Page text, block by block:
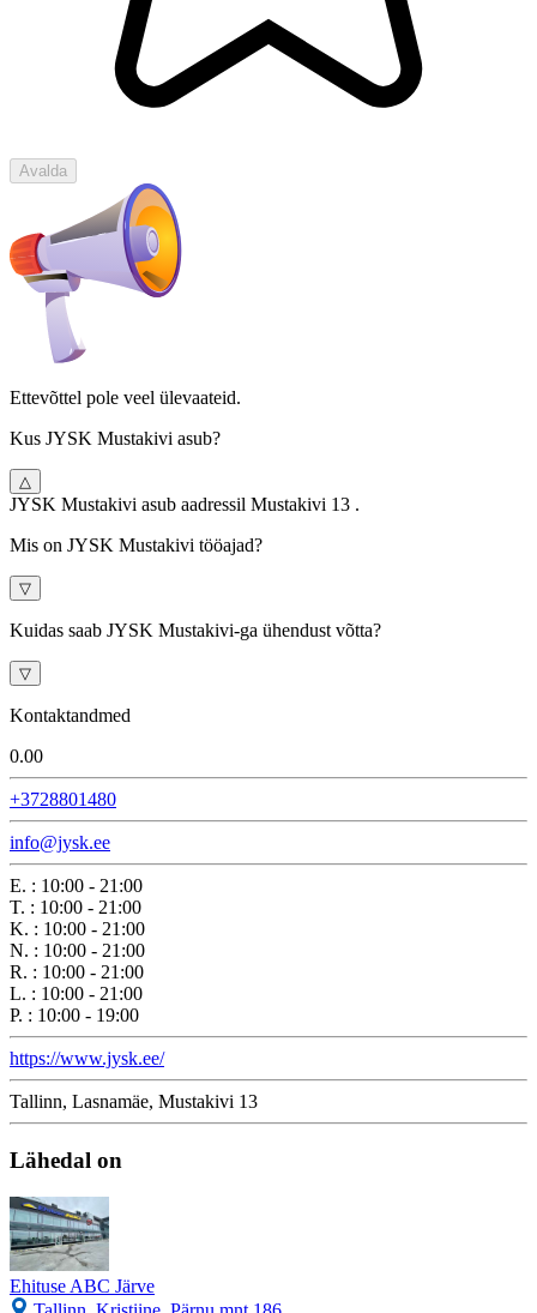
Avalda
Ettevõttel pole veel ülevaateid.
Kus JYSK Mustakivi asub?
△
JYSK Mustakivi asub aadressil Mustakivi 13 .
Mis on JYSK Mustakivi tööajad?
▽
Kuidas saab JYSK Mustakivi-ga ühendust võtta?
▽
Kontaktandmed
0.00
+3728801480
info@jysk.ee
E. : 10:00 - 21:00
T. : 10:00 - 21:00
K. : 10:00 - 21:00
N. : 10:00 - 21:00
R. : 10:00 - 21:00
L. : 10:00 - 21:00
P. : 10:00 - 19:00
https://www.jysk.ee/
Tallinn, Lasnamäe, Mustakivi 13
Lähedal on
Ehituse ABC Järve